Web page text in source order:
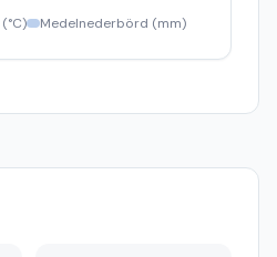
Medelnederbörd (mm)